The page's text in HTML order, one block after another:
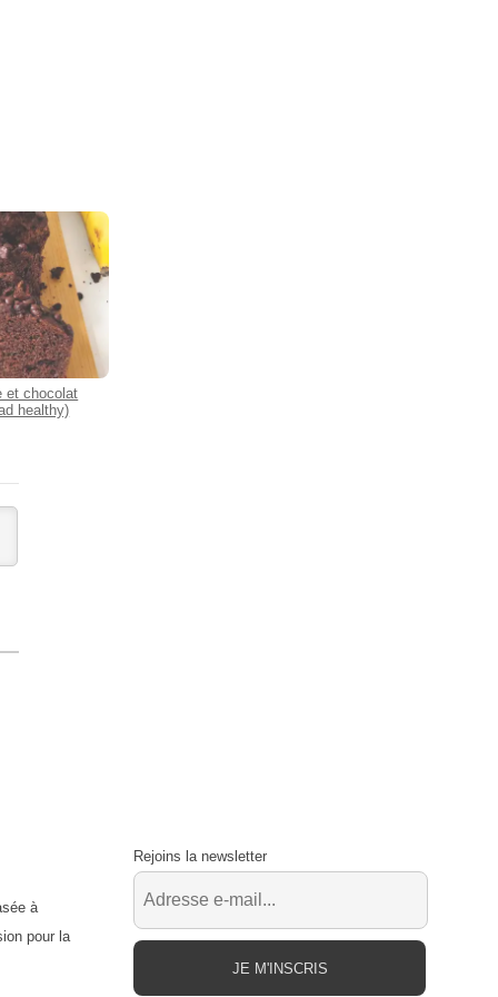
et chocolat
healthy)
à
pour la
Rejoins la newsletter
JE M'INSCRIS